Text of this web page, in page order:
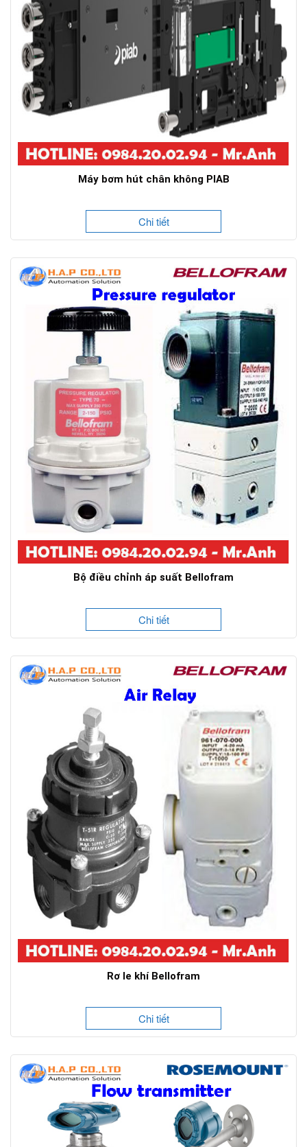
Máy bơm hút chân không PIAB
Chi tiết
Bộ điều chỉnh áp suất Bellofram
Chi tiết
Rơ le khí Bellofram
Chi tiết